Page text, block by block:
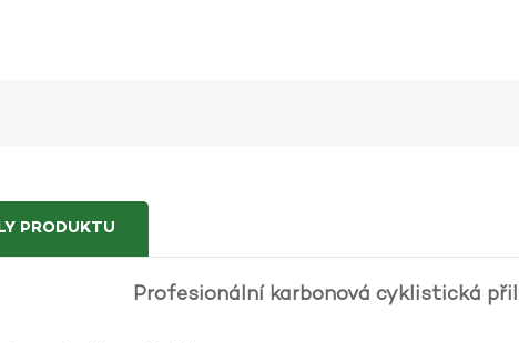
PRODUKTU
Profesionální karbonová cyklistická